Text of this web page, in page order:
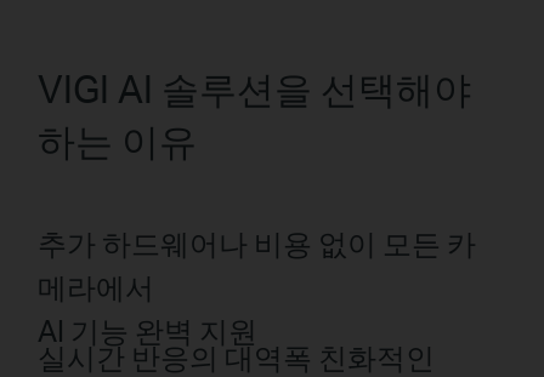
VIGI AI 솔루션을 선택해야
하는 이유
추가 하드웨어나 비용 없이 모든 카
메라에서
AI 기능 완벽 지원
실시간 반응의 대역폭 친화적인